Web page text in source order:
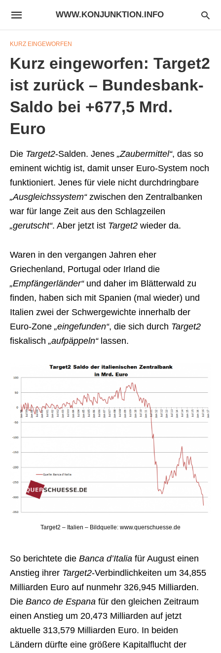
WWW.KONJUNKTION.INFO
KURZ EINGEWORFEN
Kurz eingeworfen: Target2
ist zurück – Bundesbank-
Saldo bei +677,5 Mrd.
Euro
Die Target2-Salden. Jenes „Zaubermittel“, das so
eminent wichtig ist, damit unser Euro-System noch
funktioniert. Jenes für viele nicht durchdringbare
„Ausgleichssystem“zwischen den Zentralbanken
war für lange Zeit aus den Schlagzeilen
„gerutscht“. Aber jetzt ist Target2 wieder da.
Waren in den vergangen Jahren eher
Griechenland, Portugal oder Irland die
„Empfängerländer“und daher im Blätterwald zu
finden, haben sich mit Spanien (mal wieder) und
Italien zwei der Schwergewichte innerhalb der
Euro-Zone „eingefunden“, die sich durch Target2
fiskalisch „aufpäppeln“lassen.
Target2 – Italien – Bildquelle: www.querschuesse.de
So berichtete die Banca d’Italia für August einen
Anstieg ihrer Target2-Verbindlichkeiten um 34,855
Milliarden Euro auf nunmehr 326,945 Milliarden.
Die Banco de Espana für den gleichen Zeitraum
einen Anstieg um 20,473 Milliarden auf jetzt
aktuelle 313,579 Milliarden Euro. In beiden
Ländern dürfte eine größere Kapitalflucht der